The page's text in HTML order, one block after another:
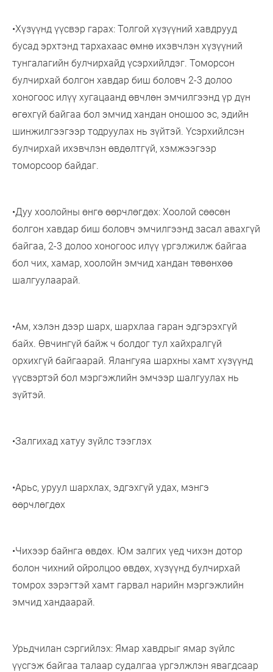
•Хүзүүнд үүсвэр гарах: Толгой хүзүүний хавдрууд
бусад эрхтэнд тархахаас өмнө ихэвчлэн хүзүүний
тунгалагийн булчирхайд үсэрхийлдэг. Томорсон
булчирхай болгон хавдар биш боловч 2-3 долоо
хоногоос илүү хугацаанд өвчлөн эмчилгээнд үр дүн
өгөхгүй байгаа бол эмчид хандан оношоо эс, эдийн
шинжилгээгээр тодруулах нь зүйтэй. Үсэрхийлсэн
булчирхай ихэвчлэн өвдөлтгүй, хэмжээгээр
томорсоор байдаг.
•Дуу хоолойны өнгө өөрчлөгдөх: Хоолой сөөсөн
болгон хавдар биш боловч эмчилгээнд засал авахгүй
байгаа, 2-3 долоо хоногоос илүү үргэлжилж байгаа
бол чих, хамар, хоолойн эмчид хандан төвөнхөө
шалгуулаарай.
•Ам, хэлэн дээр шарх, шархлаа гаран эдгэрэхгүй
байх. Өвчингүй байж ч болдог тул хайхралгүй
орхихгүй байгаарай. Ялангуяа шархны хамт хүзүүнд
үүсвэртэй бол мэргэжлийн эмчээр шалгуулах нь
зүйтэй.
•Залгихад хатуу зүйлс тээглэх
•Арьс, уруул шархлах, эдгэхгүй удах, мэнгэ
өөрчлөгдөх
•Чихээр байнга өвдөх. Юм залгих үед чихэн дотор
болон чихний ойролцоо өвдөх, хүзүүнд булчирхай
томрох зэрэгтэй хамт гарвал нарийн мэргэжлийн
эмчид хандаарай.
Урьдчилан сэргийлэх: Ямар хавдрыг ямар зүйлс
үүсгэж байгаа талаар судалгаа үргэлжлэн явагдсаар